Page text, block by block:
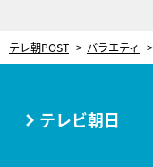
テレ朝POST バラエティ
テレビ朝日